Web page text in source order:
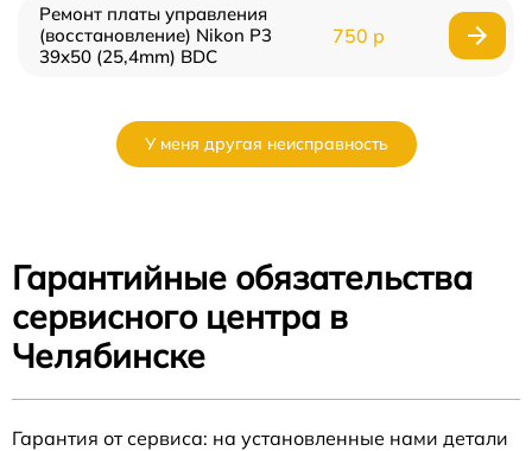
Ремонт платы управления
(восстановление) Nikon P3
39x50 (25,4mm) BDC
750 р
У меня другая неисправность
Гарантийные обязательства
сервисного центра в
Челябинске
Гарантия от сервиса: на установленные нами детали